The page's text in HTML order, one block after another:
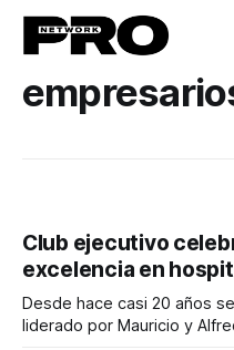
Club ejecutivo
excelencia en
Desde hace casi 20 años
liderado por Mauricio y